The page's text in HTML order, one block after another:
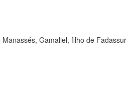
Gamaliel, filho de Fadassur